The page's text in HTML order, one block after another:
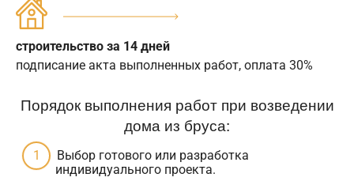
строительство за 14 дней
подписание акта выполненных работ, оплата 30%
Порядок выполнения работ при возведении
дома из бруса:
Выбор готового или разработка
индивидуального проекта.